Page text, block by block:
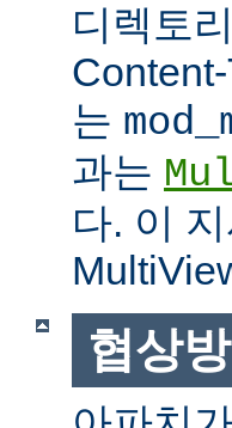
디렉토
는
과는
다. 이
협상